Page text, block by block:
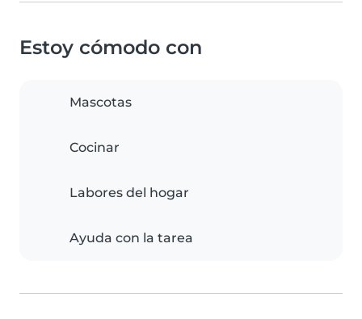
Estoy cómodo con
Mascotas
Cocinar
Labores del hogar
Ayuda con la tarea